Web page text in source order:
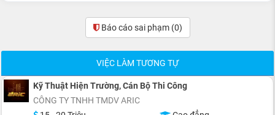
Báo cáo sai phạm (0)
VIỆC LÀM TƯƠNG TỰ
Kỹ Thuật Hiện Trường, Cán Bộ Thi Công
CÔNG TY TNHH TMDV ARIC